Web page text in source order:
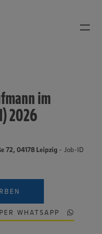
im
2026
72, 04178 Leipzig - Job-ID
PER WHATSAPP